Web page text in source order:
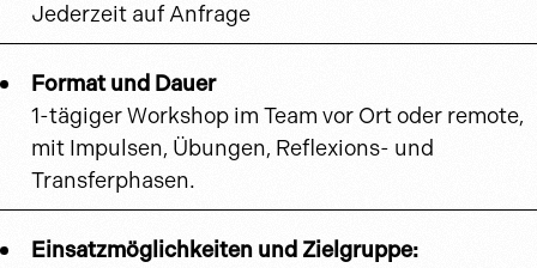
Jederzeit auf Anfrage
Format und Dauer
1-tägiger Workshop im Team vor Ort oder remote,
mit Impulsen, Übungen, Reflexions- und
Transferphasen.
Einsatzmöglichkeiten und Zielgruppe: